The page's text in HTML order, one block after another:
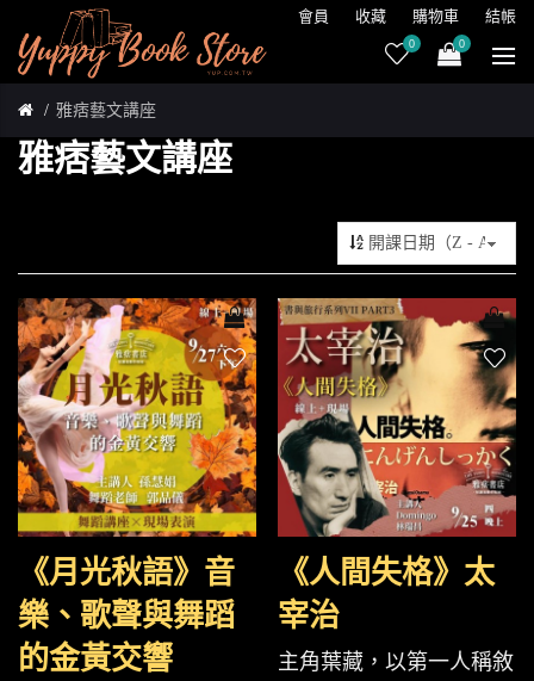
會員 收藏 購物車 結帳
0 0
雅痞藝文講座
雅痞藝文講座
《月光秋語》音
樂、歌聲與舞蹈
的金黃交響
《人間失格》太
宰治
主角葉藏，以第一人稱敘